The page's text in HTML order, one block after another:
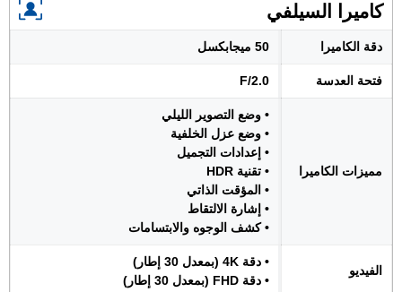
كاميرا السيلفي
دقة الكاميرا 50 ميجابكسل
فتحة العدسة F/2.0
مميزات الكاميرا
• وضع التصوير الليلي
• وضع عزل الخلفية
• إعدادات التجميل
• تقنية HDR
• المؤقت الذاتي
• إشارة الالتقاط
• كشف الوجوه والابتسامات
الفيديو
• دقة 4K (بمعدل 30 إطار)
• دقة FHD (بمعدل 30 إطار)